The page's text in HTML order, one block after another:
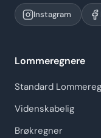
Instagram
Lommeregnere
Standard
Videnskabelig
Brøkregner